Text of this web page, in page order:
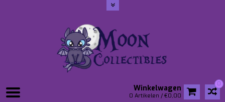
0
Winkelwagen
0 Artikelen / €0,00